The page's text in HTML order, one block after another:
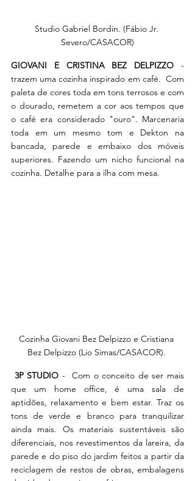
Studio Gabriel Bordin. (Fábio Jr.
Severo/CASACOR)
GIOVANI E CRISTINA BEZ DELPIZZO -
trazem uma cozinha inspirado em café.  Com
paleta de cores toda em tons terrosos e com
o dourado, remetem a cor aos tempos que
o café era considerado "ouro". Marcenaria
toda em um mesmo tom e Dekton na
bancada, parede e embaixo dos móveis
superiores. Fazendo um nicho funcional na
cozinha. Detalhe para a ilha com mesa.
Cozinha Giovani Bez Delpizzo e Cristiana
Bez Delpizzo (Lio Simas/CASACOR).
3P STUDIO -  Com o conceito de ser mais
que um home office, é uma sala de
aptidões, relaxamento e bem estar. Traz os
tons de verde e branco para tranquilizar
ainda mais. Os materiais sustentáveis são
diferenciais, nos revestimentos da lareira, da
parede e do piso do jardim feitos a partir da
reciclagem de restos de obras, embalagens